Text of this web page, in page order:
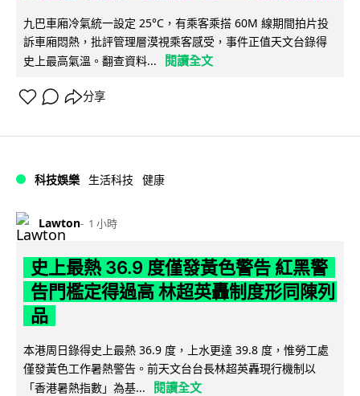
九巴車廂冷氣統一設定 25°C，有乘客乘搭 60M 線期間拍片投
訴車廂悶熱，批評管理層漠視乘客感受，事件正值天文台錄得
史上最高氣溫。翻查資料...
閱讀全文
分享
科技娛樂 生活科技 健康
Lawton 1 小時
史上最熱 36.9 度僅發黃色警告 紅黑警
告門檻定得過高 林超英轟制度形同陳列
品
本港周日錄得史上最熱 36.9 度，上水更達 39.8 度，惟勞工處
僅發黃色工作暑熱警告。前天文台台長林超英轟現行機制以
「香港暑熱指數」為基...
閱讀全文